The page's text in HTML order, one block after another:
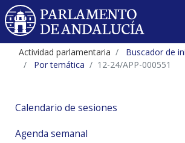
Actividad parlamentaria
Buscador de
Por temática
12-24/APP-000551
Calendario de sesiones
Agenda semanal